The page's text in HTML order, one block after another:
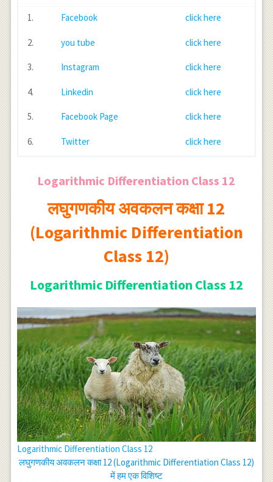
1. Facebook click here
2. you tube click here
3. Instagram click here
4. Linkedin click here
5. Facebook Page click here
6. Twitter click here
Logarithmic Differentiation Class 12
लघुगणकीय अवकलन कक्षा 12
(Logarithmic Differentiation
Class 12)
Logarithmic Differentiation Class 12
Logarithmic Differentiation Class 12
लघुगणकीय अवकलन कक्षा 12 (Logarithmic Differentiation Class 12)
में हम एक विशिष्ट